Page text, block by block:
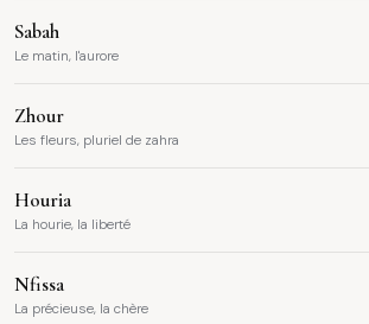
Sabah
Le matin, l'aurore
Zhour
Les fleurs, pluriel de zahra
Houria
La hourie, la liberté
Nfissa
La précieuse, la chère